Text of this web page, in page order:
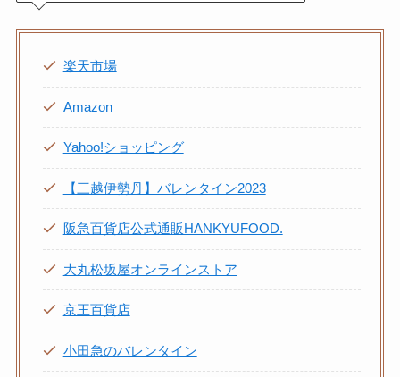
楽天市場
Amazon
Yahoo!ショッピング
【三越伊勢丹】バレンタイン2023
阪急百貨店公式通販HANKYUFOOD.
大丸松坂屋オンラインストア
京王百貨店
小田急のバレンタイン